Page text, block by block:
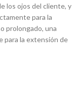
los ojos del cliente, y
para la
prolongado, una
para la extensión de